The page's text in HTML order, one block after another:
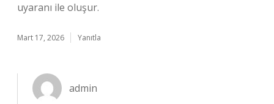
uyaranı ile oluşur.
Mart 17, 2026 Yanıtla
admin